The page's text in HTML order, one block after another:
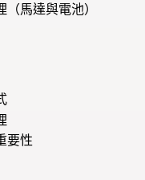
（馬達與電池）
要性